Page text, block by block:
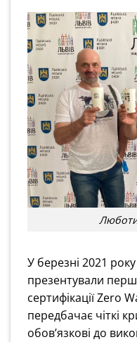
У березні 2021
презентували
сертифікації Zero
передбачає чіткі
обов’язкові до